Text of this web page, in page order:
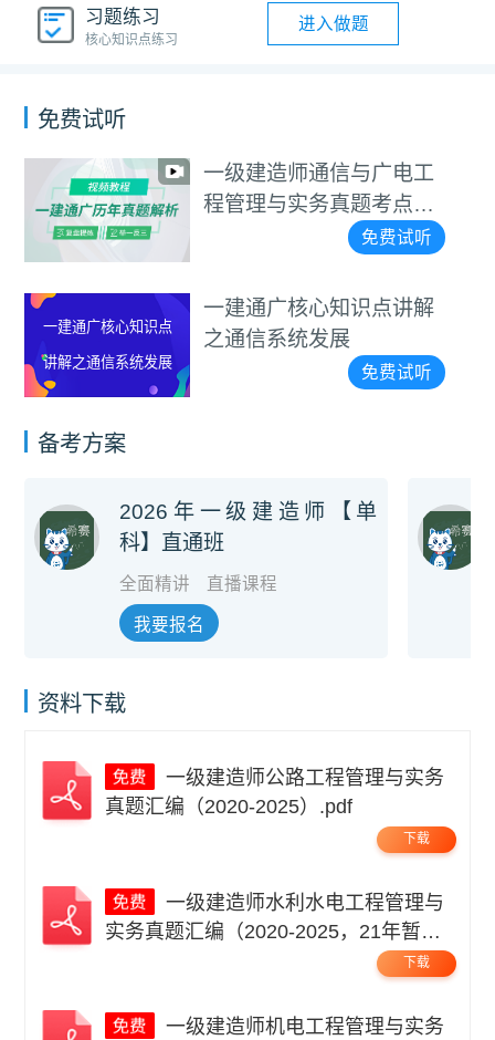
习题练习
核心知识点练习
进入做题
免费试听
一级建造师通信与广电工
程管理与实务真题考点班
免费试听
一建通广核心知识点
讲解之通信系统发展
一建通广核心知识点讲解
之通信系统发展
免费试听
备考方案
2026年一级建造师【单
科】直通班
全面精讲 直播课程
我要报名
资料下载
一级建造师公路工程管理与实务
真题汇编（2020-2025）.pdf
下载
一级建造师水利水电工程管理与
实务真题汇编（2020-2025，21年暂
下载
一级建造师机电工程管理与实务